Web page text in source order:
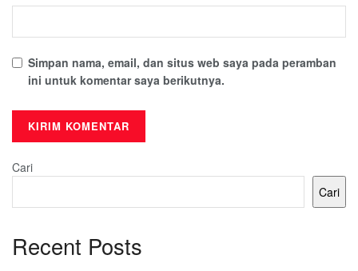
Simpan nama, email, dan situs web saya pada peramban
ini untuk komentar saya berikutnya.
Cari
Cari
Recent Posts